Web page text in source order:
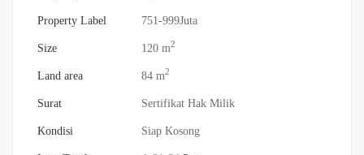
Property Label 751-999Juta
Size 120 m2
Land area 84 m2
Surat Sertifikat Hak Milik
Kondisi Siap Kosong